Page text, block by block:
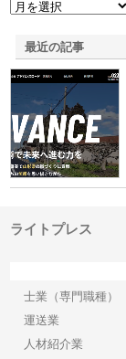
最近の記事
ライトプレス
士業（専門職種）
運送業
人材紹介業